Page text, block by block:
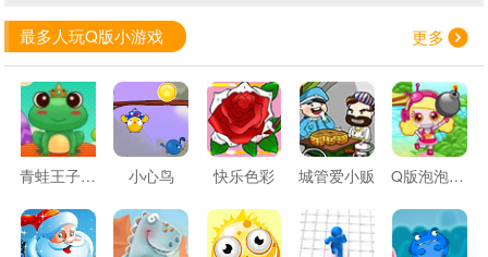
最多人玩Q版小游戏 更多
青蛙王子变戏法 小心鸟 快乐色彩 城管爱小贩 Q版泡泡堂任务版